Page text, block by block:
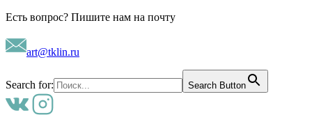
Skip
content
Есть вопрос? Пишите нам на почту
art@tklin.ru
Search for: Search Button